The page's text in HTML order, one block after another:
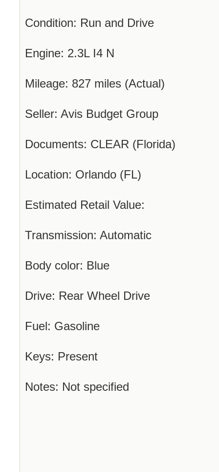
Condition: Run and Drive
Engine: 2.3L I4 N
Mileage: 827 miles (Actual)
Seller: Avis Budget Group
Documents: CLEAR (Florida)
Location: Orlando (FL)
Estimated Retail Value:
Transmission: Automatic
Body color: Blue
Drive: Rear Wheel Drive
Fuel: Gasoline
Keys: Present
Notes: Not specified